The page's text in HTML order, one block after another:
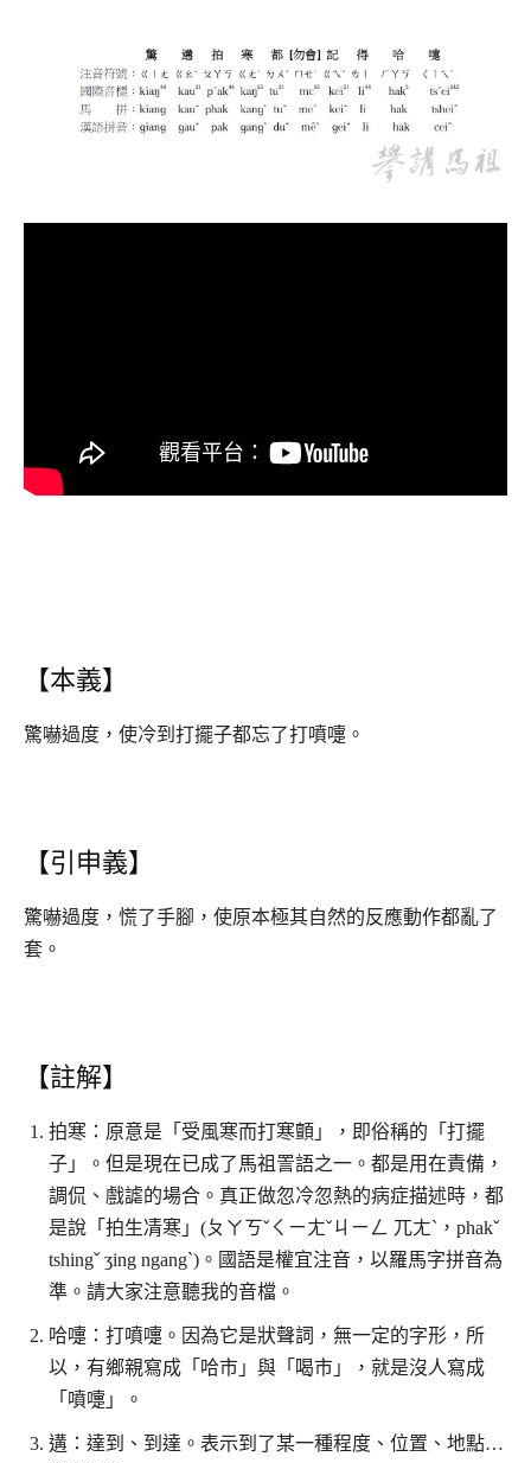
【本義】
驚嚇過度，使冷到打擺子都忘了打噴嚏。
【引申義】
驚嚇過度，慌了手腳，使原本極其自然的反應動作都亂了
套。
【註解】
拍寒：原意是「受風寒而打寒顫」，即俗稱的「打擺
子」。但是現在已成了馬祖詈語之一。都是用在責備，
調侃、戲謔的場合。真正做忽冷忽熱的病症描述時，都
是說「拍生凊寒」(ㄆㄚㄎˇㄑㄧㄤˇㄐㄧㄥ 兀ㄤˋ，phakˇ
tshingˇ ʒing ngangˋ)。國語是權宜注音，以羅馬字拼音為
準。請大家注意聽我的音檔。
哈嚏：打噴嚏。因為它是狀聲詞，無一定的字形，所
以，有鄉親寫成「哈市」與「喝市」，就是沒人寫成
「噴嚏」。
遘：達到、到達。表示到了某一種程度、位置、地點…